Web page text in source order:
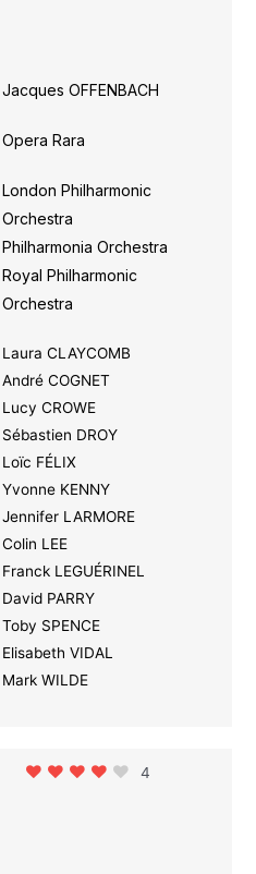
Jacques OFFENBACH
Opera Rara
London Philharmonic
Orchestra
Philharmonia Orchestra
Royal Philharmonic
Orchestra
Laura CLAYCOMB
André COGNET
Lucy CROWE
Sébastien DROY
Loïc FÉLIX
Yvonne KENNY
Jennifer LARMORE
Colin LEE
Franck LEGUÉRINEL
David PARRY
Toby SPENCE
Elisabeth VIDAL
Mark WILDE
4